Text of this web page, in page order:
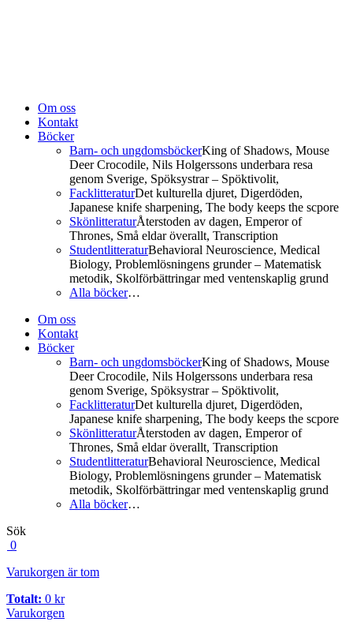
Om oss
Kontakt
Böcker
Barn- och ungdomsböckerKing of Shadows, Mouse
Deer Crocodile, Nils Holgerssons underbara resa
genom Sverige, Spöksystrar – Spöktivolit,
FacklitteraturDet kulturella djuret, Digerdöden,
Japanese knife sharpening, The body keeps the scpore
SkönlitteraturÅterstoden av dagen, Emperor of
Thrones, Små eldar överallt, Transcription
StudentlitteraturBehavioral Neuroscience, Medical
Biology, Problemlösningens grunder – Matematisk
metodik, Skolförbättringar med ventenskaplig grund
Alla böcker…
Om oss
Kontakt
Böcker
Barn- och ungdomsböckerKing of Shadows, Mouse
Deer Crocodile, Nils Holgerssons underbara resa
genom Sverige, Spöksystrar – Spöktivolit,
FacklitteraturDet kulturella djuret, Digerdöden,
Japanese knife sharpening, The body keeps the scpore
SkönlitteraturÅterstoden av dagen, Emperor of
Thrones, Små eldar överallt, Transcription
StudentlitteraturBehavioral Neuroscience, Medical
Biology, Problemlösningens grunder – Matematisk
metodik, Skolförbättringar med ventenskaplig grund
Alla böcker…
Sök
0
Varukorgen är tom
Totalt: 0 kr
Varukorgen